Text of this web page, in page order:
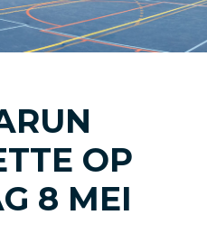
OP
8 MEI